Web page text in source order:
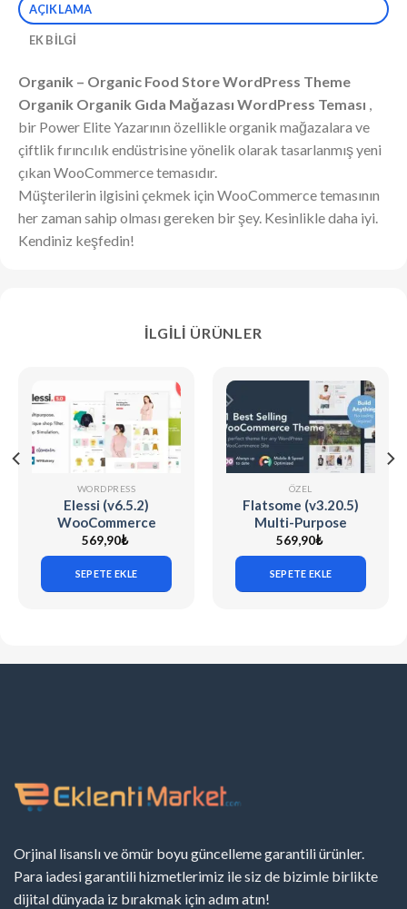
AÇIKLAMA
EK BILGI
Organik – Organic Food Store WordPress Theme
Organik Organik Gıda Mağazası WordPress Teması
bir Power Elite Yazarının özellikle organik mağazalara ve
çiftlik fırıncılık endüstrisine yönelik olarak tasarlanmış yeni
çıkan WooCommerce temasıdır.
Müşterilerin ilgisini çekmek için WooCommerce temasının
her zaman sahip olması gereken bir şey. Kesinlikle daha iyi.
Kendiniz keşfedin!
İLGILI ÜRÜNLER
WORDPRESS
Elessi (v6.5.2)
WooCommerce
AJAX WP Theme
569,90₺
SEPETE EKLE
ÖZEL
Flatsome (v3.20.5)
Multi-Purpose
Responsive
WooCommerce
Theme
569,90₺
SEPETE EKLE
Orjinal lisanslı ve ömür boyu güncelleme garantili ürünler.
Para iadesi garantili hizmetlerimiz ile siz de bizimle birlikte
dijital dünyada iz bırakmak için adım atın!